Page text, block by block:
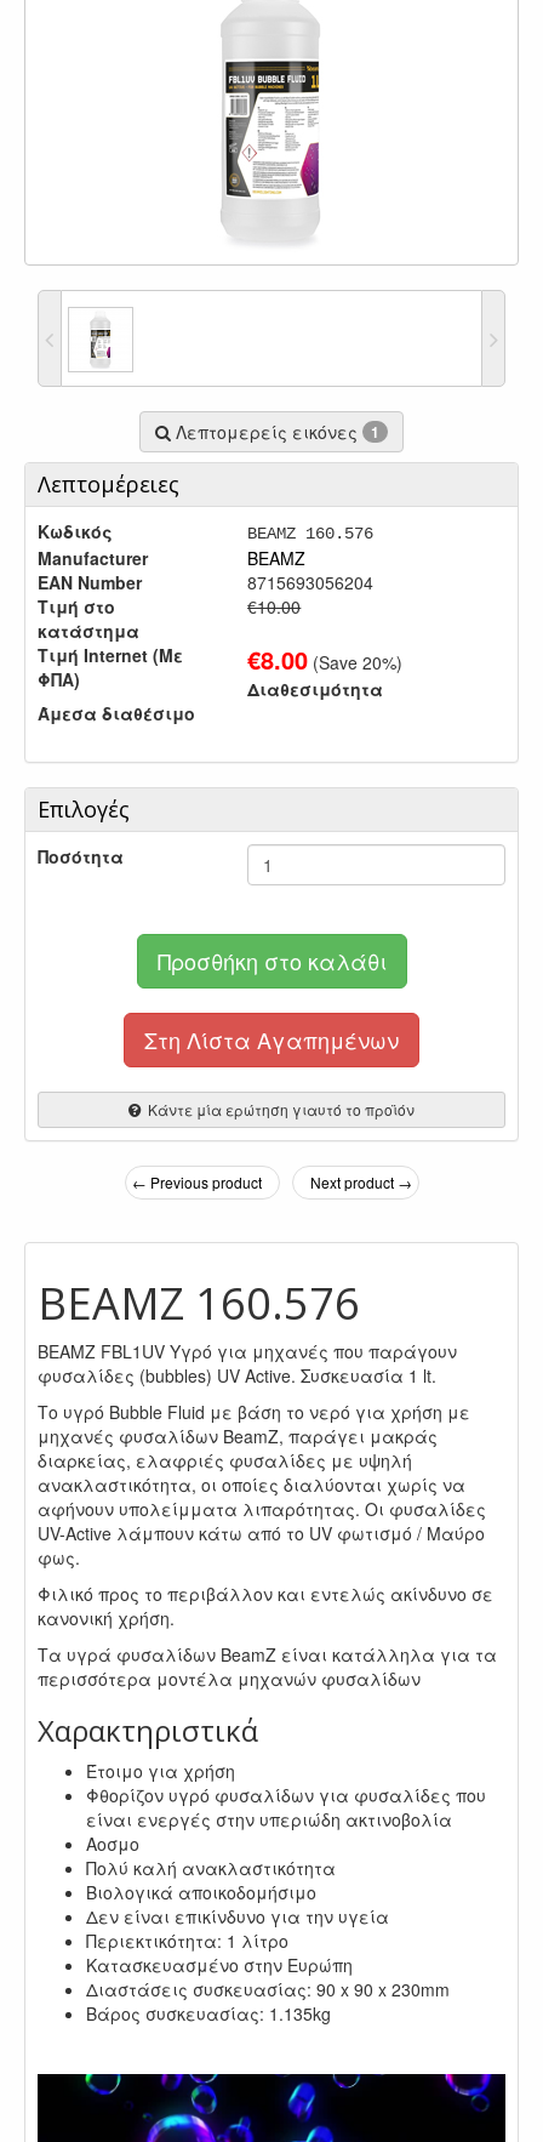
Λεπτομερείς εικόνες 1
Λεπτομέρειες
Κωδικός BEAMZ 160.576
Manufacturer
BEAMZ
EAN Number
8715693056204
Τιμή στο
κατάστημα
€10.00
Τιμή Internet (Με
ΦΠΑ)
€8.00 (Save20%)
Διαθεσιμότητα
Άμεσα διαθέσιμο
Επιλογές
Ποσότητα
Προσθήκη στο καλάθι
Στη Λίστα Αγαπημένων
Κάντε μία ερώτηση γιαυτό το προϊόν
← Previous product Next product →
BEAMZ 160.576
BEAMZ FBL1UV Υγρό για μηχανές που παράγουν
φυσαλίδες (bubbles) UV Active. Συσκευασία 1 lt.
Το υγρό Bubble Fluid με βάση το νερό για χρήση με
μηχανές φυσαλίδων BeamZ, παράγει μακράς
διαρκείας, ελαφριές φυσαλίδες με υψηλή
ανακλαστικότητα, οι οποίες διαλύονται χωρίς να
αφήνουν υπολείμματα λιπαρότητας. Οι φυσαλίδες
UV-Active λάμπουν κάτω από το UV φωτισμό / Μαύρο
φως.
Φιλικό προς το περιβάλλον και εντελώς ακίνδυνο σε
κανονική χρήση.
Τα υγρά φυσαλίδων BeamZ είναι κατάλληλα για τα
περισσότερα μοντέλα μηχανών φυσαλίδων
Χαρακτηριστικά
Έτοιμο για χρήση
Φθορίζον υγρό φυσαλίδων για φυσαλίδες που
είναι ενεργές στην υπεριώδη ακτινοβολία
Αοσμο
Πολύ καλή ανακλαστικότητα
Βιολογικά αποικοδομήσιμο
Δεν είναι επικίνδυνο για την υγεία
Περιεκτικότητα: 1 λίτρο
Κατασκευασμένο στην Ευρώπη
Διαστάσεις συσκευασίας: 90 x 90 x 230mm
Βάρος συσκευασίας: 1.135kg